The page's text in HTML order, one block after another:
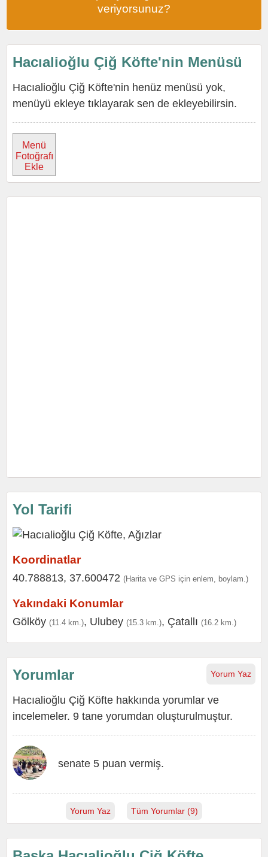
veriyorsunuz?
Hacıalioğlu Çiğ Köfte'nin Menüsü
Hacıalioğlu Çiğ Köfte'nin henüz menüsü yok,
menüyü ekleye tıklayarak sen de ekleyebilirsin.
Menü
Fotoğrafı
Ekle
Yol Tarifi
Koordinatlar
40.788813, 37.600472 (Harita ve GPS için enlem, boylam.)
Yakındaki Konumlar
Gölköy (11.4 km.), Ulubey (15.3 km.), Çatallı (16.2 km.)
Yorum Yaz
Yorumlar
Hacıalioğlu Çiğ Köfte hakkında yorumlar ve
incelemeler. 9 tane yorumdan oluşturulmuştur.
senate 5 puan vermiş.
Yorum Yaz Tüm Yorumlar (9)